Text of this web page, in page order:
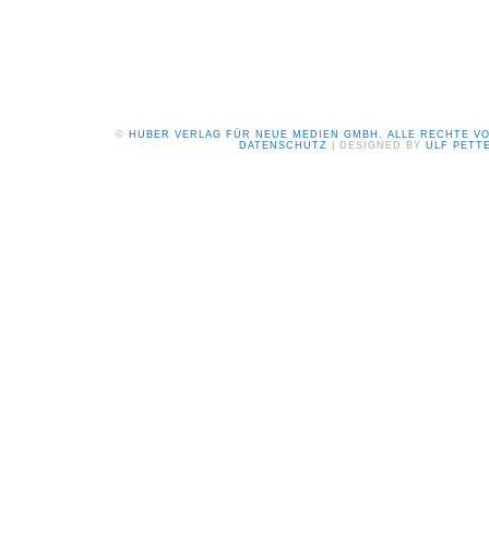
© HUBER VERLAG FÜR NEUE MEDIEN GMBH. ALLE RECHTE
DATENSCHUTZ | DESIGNED BY ULF